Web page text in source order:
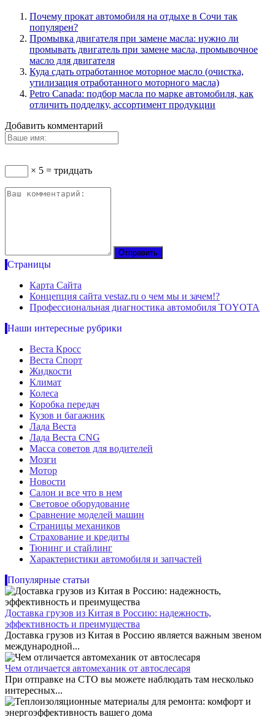
Почему прокат автомобиля на отдыхе в Сочи так
популярен?
Промывка двигателя при замене масла: нужно ли
промывать двигатель при замене масла, промывочное
масло для двигателя
Куда сдать отработанное моторное масло (очистка,
утилизация отработанного моторного масла)
Petro Canada: подбор масла по марке автомобиля, как
отличить подделку, ассортимент продукции
Добавить комментарий
× 5 = тридцать
Страницы
Карта Сайта
Концепция сайта vestaz.ru о чем мы и зачем!?
Профессиональная диагностика автомобиля TOYOTA
Наши интересные рубрики
Веста Кросс
Веста Спорт
Жидкости
Климат
Колеса
Коробка передач
Кузов и багажник
Лада Веста
Лада Веста CNG
Масса советов для водителей
Мозги
Мотор
Новости
Салон и все что в нем
Световое оборудование
Сравнение моделей машин
Страницы механиков
Страхование и кредиты
Тюнинг и стайлинг
Характеристики автомобиля и запчастей
Популярные статьи
Доставка грузов из Китая в Россию: надежность,
эффективность и преимущества
Доставка грузов из Китая в Россию является важным звеном
международной...
Чем отличается автомеханик от автослесаря
При отправке на СТО вы можете наблюдать там несколько
интересных...